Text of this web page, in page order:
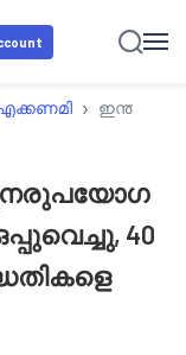
› ഇന്ത്യ
40